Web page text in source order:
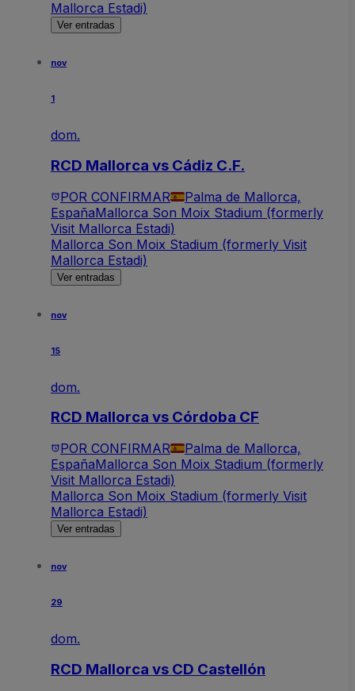
Mallorca Estadi)
Ver entradas
nov
1
dom.
RCD Mallorca vs Cádiz C.F.
POR CONFIRMAR
Palma de Mallorca,
EspañaMallorca Son Moix Stadium (formerly
Visit Mallorca Estadi)
Mallorca Son Moix Stadium (formerly Visit
Mallorca Estadi)
Ver entradas
nov
15
dom.
RCD Mallorca vs Córdoba CF
POR CONFIRMAR
Palma de Mallorca,
EspañaMallorca Son Moix Stadium (formerly
Visit Mallorca Estadi)
Mallorca Son Moix Stadium (formerly Visit
Mallorca Estadi)
Ver entradas
nov
29
dom.
RCD Mallorca vs CD Castellón